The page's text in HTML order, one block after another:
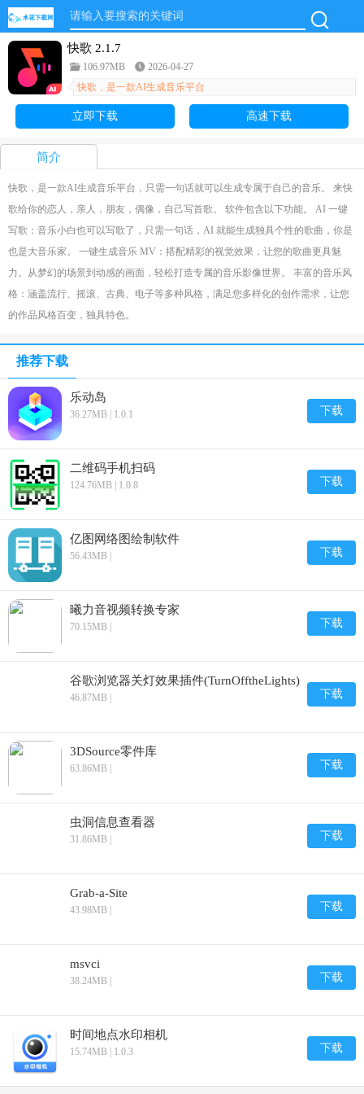
快歌 2.1.7
106.97MB
2026-04-27
快歌，是一款AI生成音乐平台
立即下载 高速下载
简介
快歌，是一款AI生成音乐平台，只需一句话就可以生成专属于自己的音乐。 来快
歌给你的恋人，亲人，朋友，偶像，自己写首歌。 软件包含以下功能。 AI 一键
写歌：音乐小白也可以写歌了，只需一句话，AI 就能生成独具个性的歌曲，你是
也是大音乐家。 一键生成音乐 MV：搭配精彩的视觉效果，让您的歌曲更具魅
力。从梦幻的场景到动感的画面，轻松打造专属的音乐影像世界。 丰富的音乐风
格：涵盖流行、摇滚、古典、电子等多种风格，满足您多样化的创作需求，让您
的作品风格百变，独具特色。
推荐下载
乐动岛
36.27MB | 1.0.1 下载
二维码手机扫码
124.76MB | 1.0.8 下载
亿图网络图绘制软件
56.43MB | 下载
曦力音视频转换专家
70.15MB | 下载
谷歌浏览器关灯效果插件(TurnOfftheLights)
46.87MB | 下载
3DSource零件库
63.86MB | 下载
虫洞信息查看器
31.86MB | 下载
Grab-a-Site
43.98MB | 下载
msvci
38.24MB | 下载
时间地点水印相机
15.74MB | 1.0.3 下载